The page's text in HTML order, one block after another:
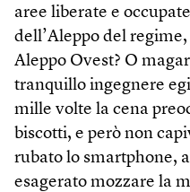
aree liberate e
dell’Aleppo del
Aleppo Ovest? O
tranquillo ingegnere
mille volte la cena
biscotti, e però non
rubato lo smartphone,
esagerato mozzare la